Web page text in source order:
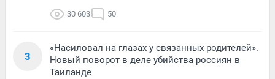
30 603 50
3
«Насиловал на глазах у связанных родителей».
Новый поворот в деле убийства россиян в
Таиланде